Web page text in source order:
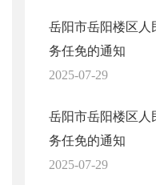
岳阳市岳阳楼区人
务任免的通知
2025-07-29
岳阳市岳阳楼区人
务任免的通知
2025-07-29